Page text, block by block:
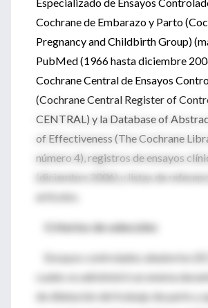
Cochrane de Embarazo y Parto
Pregnancy and Childbirth Group)
PubMed (1966 hasta diciembre
Cochrane Central de Ensayos
(Cochrane Central Register of
CENTRAL) y la Database of
of Effectiveness (The Cochrane
número 4), registros de ensayos
(diciembre 2006) y listas de
artículos.
Criterios de selección:
Ensayos controlados aleatorios
cuales se administró un enema
de dilatación del trabajo de parto y